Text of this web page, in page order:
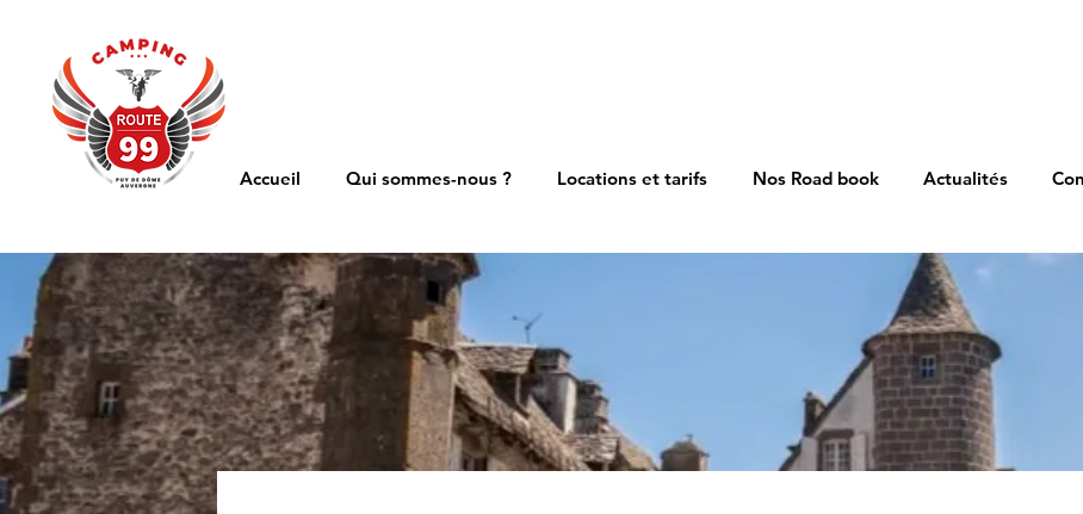
Accueil Qui sommes-nous ? Locations et tarifs Nos Road book Actualités